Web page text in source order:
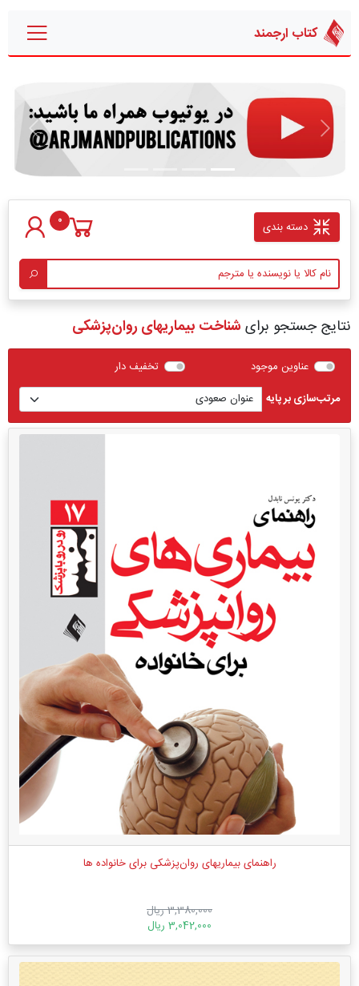
کتاب ارجمند
قبلی بعدی
دسته بندی 0
نتایج جستجو برای شناخت بیماریهای روان‌پزشکی
عناوین موجود
تخفیف دار
مرتب‌سازی بر پایه
راهنمای بیماریهای روان‌پزشکی برای خانواده ها
3,380,000 ریال
3,042,000 ریال